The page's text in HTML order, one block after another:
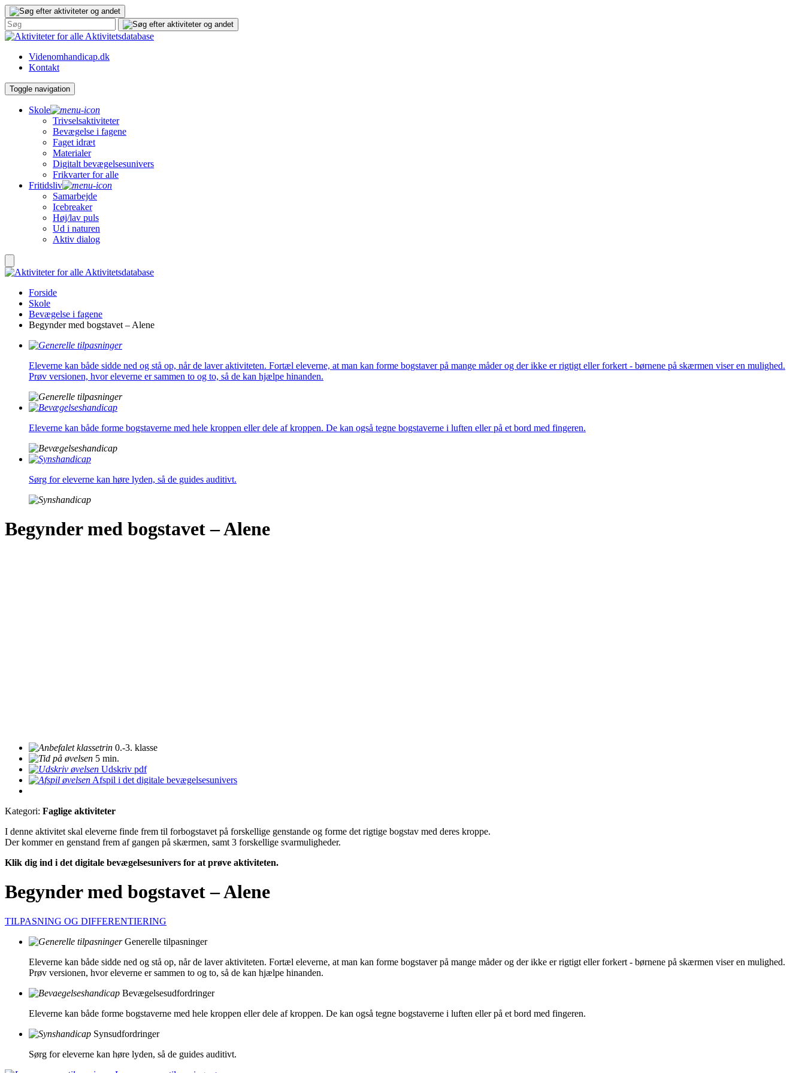
Gå
til
indhold
Aktivitetsdatabase
Videnomhandicap.dk
Kontakt
Toggle navigation
Skole
Trivselsaktiviteter
Bevægelse i fagene
Faget idræt
Materialer
Digitalt bevægelsesunivers
Frikvarter for alle
Fritidsliv
Samarbejde
Icebreaker
Høj/lav puls
Ud i naturen
Aktiv dialog
Aktivitetsdatabase
Forside
Skole
Bevægelse i fagene
Begynder med bogstavet – Alene
Eleverne kan både sidde ned og stå op, når de laver aktiviteten. Fortæl eleverne, at man kan forme bogstaver på mange måder og der ikke er rigtigt eller forkert - børnene på skærmen viser en mulighed.
Prøv versionen, hvor eleverne er sammen to og to, så de kan hjælpe hinanden.
Eleverne kan både forme bogstaverne med hele kroppen eller dele af kroppen. De kan også tegne bogstaverne i luften eller på et bord med fingeren.
Sørg for eleverne kan høre lyden, så de guides auditivt.
Begynder med bogstavet – Alene
0.-3. klasse
5 min.
Udskriv pdf
Afspil i det digitale bevægelsesunivers
Kategori: Faglige aktiviteter
I denne aktivitet skal eleverne finde frem til forbogstavet på forskellige genstande og forme det rigtige bogstav med deres kroppe.
Der kommer en genstand frem af gangen på skærmen, samt 3 forskellige svarmuligheder.
Klik dig ind i det digitale bevægelsesunivers for at prøve aktiviteten.
Begynder med bogstavet – Alene
TILPASNING OG DIFFERENTIERING
Generelle tilpasninger
Eleverne kan både sidde ned og stå op, når de laver aktiviteten. Fortæl eleverne, at man kan forme bogstaver på mange måder og der ikke er rigtigt eller forkert - børnene på skærmen viser en mulighed.
Prøv versionen, hvor eleverne er sammen to og to, så de kan hjælpe hinanden.
Bevægelsesudfordringer
Eleverne kan både forme bogstaverne med hele kroppen eller dele af kroppen. De kan også tegne bogstaverne i luften eller på et bord med fingeren.
Synsudfordringer
Sørg for eleverne kan høre lyden, så de guides auditivt.